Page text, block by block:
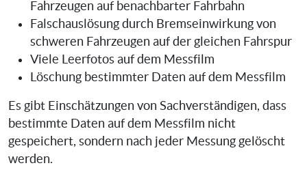
Fahrzeugen auf benachbarter Fahrbahn
Falschauslösung durch Bremseinwirkung von
schweren Fahrzeugen auf der gleichen Fahrspur
Viele Leerfotos auf dem Messfilm
Löschung bestimmter Daten auf dem Messfilm
Es gibt Einschätzungen von Sachverständigen, dass
bestimmte Daten auf dem Messfilm nicht
gespeichert, sondern nach jeder Messung gelöscht
werden.